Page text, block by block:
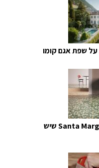
שפת אגם קומו
Santa Margherita S.p.A שיש